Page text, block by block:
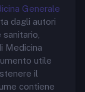
Generale
dagli autori
Medicina
utile
il
contiene